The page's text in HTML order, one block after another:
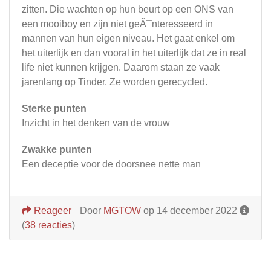
zitten. Die wachten op hun beurt op een ONS van
een mooiboy en zijn niet geÃ¯nteresseerd in
mannen van hun eigen niveau. Het gaat enkel om
het uiterlijk en dan vooral in het uiterlijk dat ze in real
life niet kunnen krijgen. Daarom staan ze vaak
jarenlang op Tinder. Ze worden gerecycled.
Sterke punten
Inzicht in het denken van de vrouw
Zwakke punten
Een deceptie voor de doorsnee nette man
Door MGTOW op 14 december 2022
Reageer
(38 reacties)